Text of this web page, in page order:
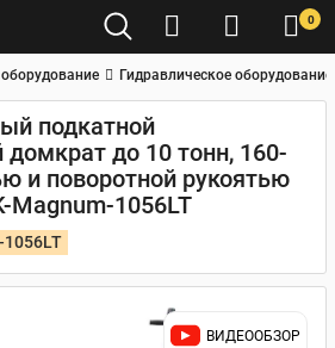
0
Гидравлическое оборудование
подкатной
домкрат до 10 тонн, 160-
и поворотной рукоятью
Magnum-1056LT
1056LT
ВИДЕООБЗОР